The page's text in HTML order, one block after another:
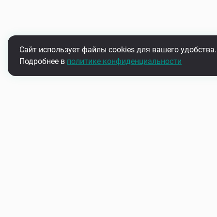
Сайт использует файлы cookies для вашего удобства.
Подробнее в политике конфиденциальности